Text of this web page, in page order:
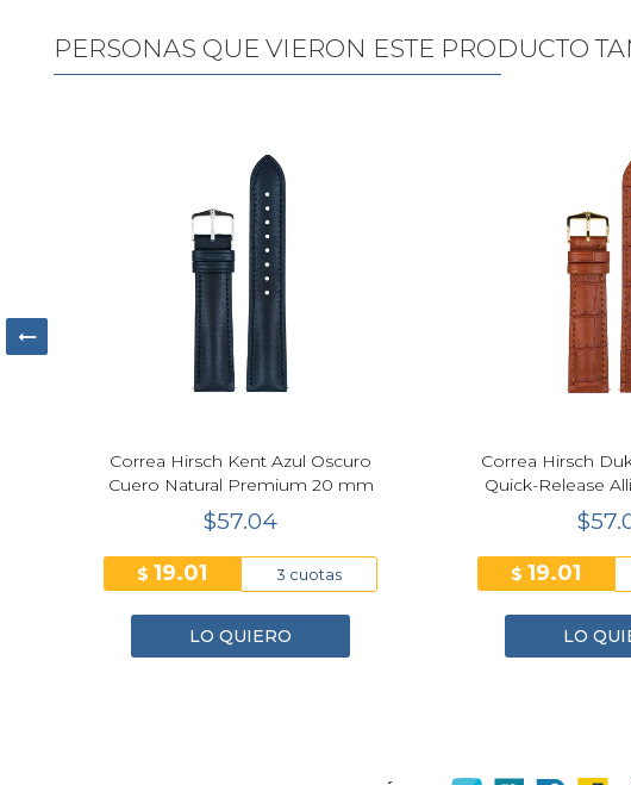
PERSONAS QUE VIERON ESTE PRODUCTO
Correa Hirsch Kent Azul Oscuro
Cuero Natural Premium 20 mm
$57.04
$ 19.01 3 cuotas
LO QUIERO
Correa Hirsch
Quick-Release
$ 19.01
LO